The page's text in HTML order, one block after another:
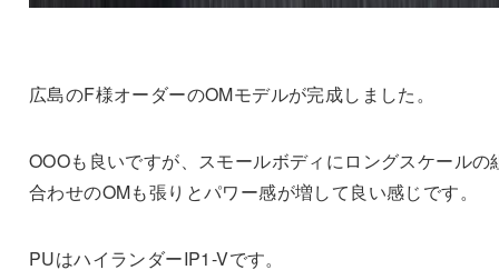
広島のF様オーダーのOMモデルが完成しました。
OOOも良いですが、スモールボディにロングスケールの
合わせのOMも張りとパワー感が増して良い感じです。
PUはハイランダーIP1-Vです。